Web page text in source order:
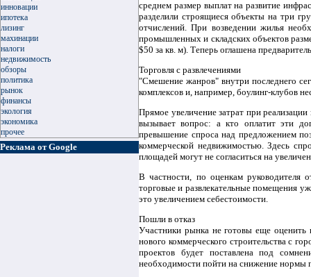
инновации
ипотека
лизинг
махинации
налоги
недвижимость
обзоры
политика
рынок
финансы
экология
экономика
прочее
Реклама от Google
среднем размер выплат на развитие
разделили строящиеся объекты на три
отчислений. При возведении жилья
промышленных и складских объектов
$50 за кв. м). Теперь оглашена
Торговля с развлечениями
"Смешение жанров" внутри последнего
комплексов и, например, боулинг-клубов
Прямое увеличение затрат при
вызывает вопрос: а кто оплатит эти
превышение спроса над предложением
коммерческой недвижимостью. Здесь
площадей могут не согласиться на
В частности, по оценкам руководителя
торговые и развлекательные помещения
это увеличением себестоимости.
Пошли в отказ
Участники рынка не готовы еще
нового коммерческого строительства с
проектов будет поставлена под
необходимости пойти на снижение нормы